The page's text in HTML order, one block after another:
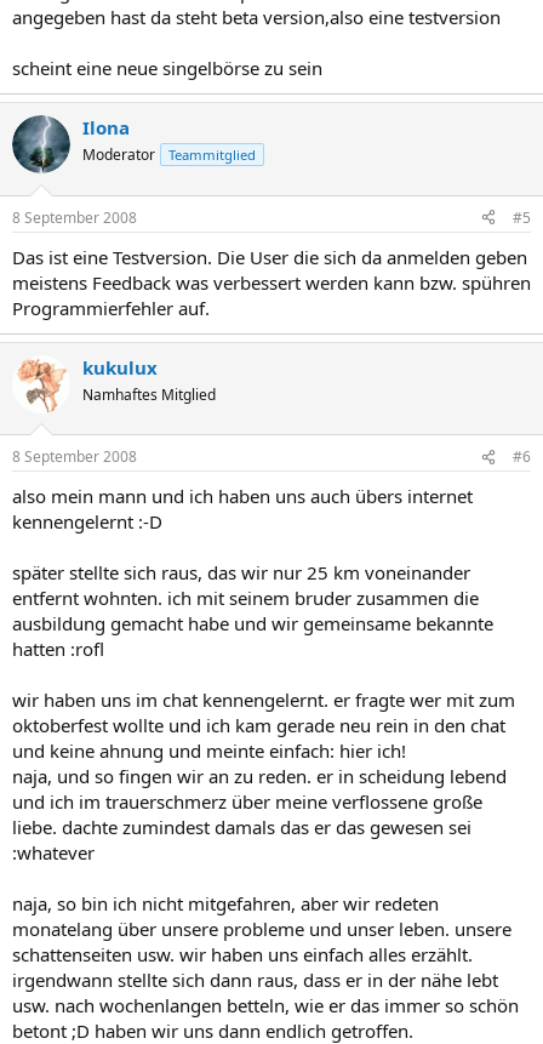
angegeben hast da steht beta version,also eine testversion
scheint eine neue singelbörse zu sein
Ilona
Moderator Teammitglied
8 September 2008 #5
Das ist eine Testversion. Die User die sich da anmelden geben
meistens Feedback was verbessert werden kann bzw. spühren
Programmierfehler auf.
kukulux
Namhaftes Mitglied
8 September 2008 #6
also mein mann und ich haben uns auch übers internet
kennengelernt :-D
später stellte sich raus, das wir nur 25 km voneinander
entfernt wohnten. ich mit seinem bruder zusammen die
ausbildung gemacht habe und wir gemeinsame bekannte
hatten :rofl
wir haben uns im chat kennengelernt. er fragte wer mit zum
oktoberfest wollte und ich kam gerade neu rein in den chat
und keine ahnung und meinte einfach: hier ich!
naja, und so fingen wir an zu reden. er in scheidung lebend
und ich im trauerschmerz über meine verflossene große
liebe. dachte zumindest damals das er das gewesen sei
:whatever
naja, so bin ich nicht mitgefahren, aber wir redeten
monatelang über unsere probleme und unser leben. unsere
schattenseiten usw. wir haben uns einfach alles erzählt.
irgendwann stellte sich dann raus, dass er in der nähe lebt
usw. nach wochenlangen betteln, wie er das immer so schön
betont ;D haben wir uns dann endlich getroffen.